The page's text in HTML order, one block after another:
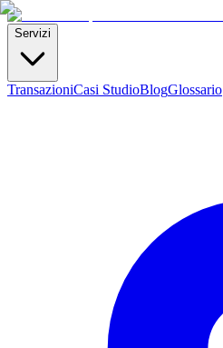
Servizi
TransazioniCasi StudioBlogGlossario